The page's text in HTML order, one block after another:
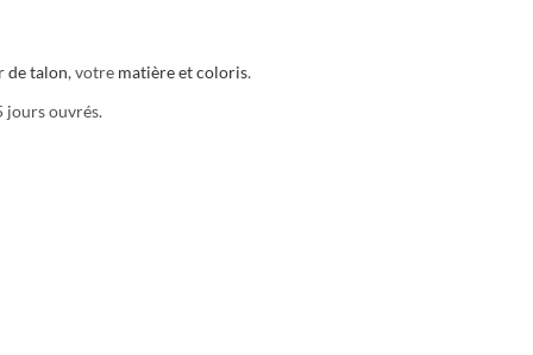
de talon, votre matière et coloris.
jours ouvrés.